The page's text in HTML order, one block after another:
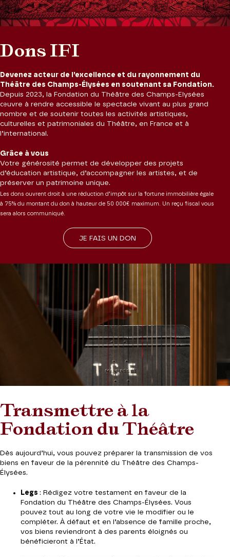
Dons IFI
Devenez acteur de l’excellence et du rayonnement du
Théâtre des Champs-Élysées en soutenant sa Fondation.
Depuis 2023, la Fondation du Théâtre des Champs-Elysées
œuvre à rendre accessible le spectacle vivant au plus grand
nombre et de soutenir toutes les activités artistiques,
culturelles et patrimoniales du Théâtre, en France et à
l’international.
Grâce à vous
Votre générosité permet de développer des projets
d’éducation artistique, d’accompagner les artistes, et de
préserver un patrimoine unique.
Les dons ouvrent droit à une réduction d’impôt sur la fortune immobilière égale
à 75% du montant du don à hauteur de 50 000€ maximum. Un reçu fiscal vous
sera alors communiqué.
JE FAIS UN DON
Transmettre à la
Fondation du Théâtre
Dès aujourd’hui, vous pouvez préparer la transmission de vos
biens en faveur de la pérennité du Théâtre des Champs-
Élysées.
Legs : Rédigez votre testament en faveur de la
Fondation du Théâtre des Champs-Élysées. Vous
pouvez tout au long de votre vie le modifier ou le
compléter. À défaut et en l’absence de famille proche,
vos biens reviendront à des parents éloignés ou
bénéficieront à l’État.